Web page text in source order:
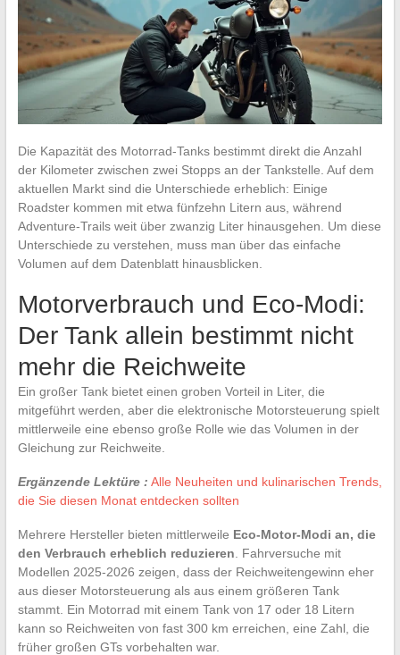
Die Kapazität des Motorrad-Tanks bestimmt direkt die Anzahl
der Kilometer zwischen zwei Stopps an der Tankstelle. Auf dem
aktuellen Markt sind die Unterschiede erheblich: Einige
Roadster kommen mit etwa fünfzehn Litern aus, während
Adventure-Trails weit über zwanzig Liter hinausgehen. Um diese
Unterschiede zu verstehen, muss man über das einfache
Volumen auf dem Datenblatt hinausblicken.
Motorverbrauch und Eco-Modi:
Der Tank allein bestimmt nicht
mehr die Reichweite
Ein großer Tank bietet einen groben Vorteil in Liter, die
mitgeführt werden, aber die elektronische Motorsteuerung spielt
mittlerweile eine ebenso große Rolle wie das Volumen in der
Gleichung zur Reichweite.
Ergänzende Lektüre : Alle Neuheiten und kulinarischen Trends,
die Sie diesen Monat entdecken sollten
Mehrere Hersteller bieten mittlerweile Eco-Motor-Modi an, die
den Verbrauch erheblich reduzieren . Fahrversuche mit
Modellen 2025-2026 zeigen, dass der Reichweitengewinn eher
aus dieser Motorsteuerung als aus einem größeren Tank
stammt. Ein Motorrad mit einem Tank von 17 oder 18 Litern
kann so Reichweiten von fast 300 km erreichen, eine Zahl, die
früher großen GTs vorbehalten war.